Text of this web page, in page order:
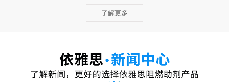
了解更多